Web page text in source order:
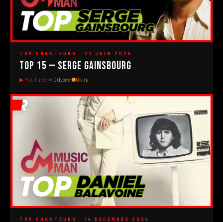
▶
#2
TOP CHANTEURS · 21 JUIN 2025
Top 15 — Serge Gainsbourg
▶ YouTube· ○ Odysee· Ok.ru
TOP CHANTEURS · 14 DÉCEMBRE 2024